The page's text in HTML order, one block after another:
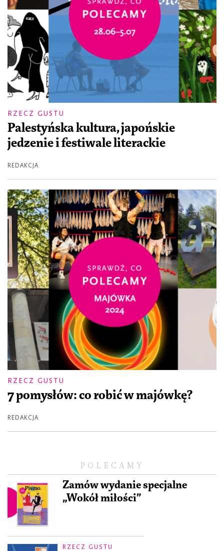
POLECAMY
Zamów wydanie specjalne
„Wokół miłości”
RZECZ GUSTU
RZECZ GUSTU
Palestyńska kultura, japońskie
jedzenie i festiwale literackie
REDAKCJA
RZECZ GUSTU
7 pomysłów: co robić w majówkę?
REDAKCJA